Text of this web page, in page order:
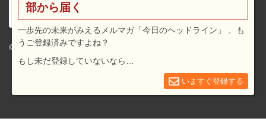
© 2026 travel voice.
広告メニュー・料金
部から届く
一歩先の未来がみえるメルマガ「今日のヘッドライン」 、も
うご登録済みですよね？
もし未だ登録していないなら…
いますぐ登録する